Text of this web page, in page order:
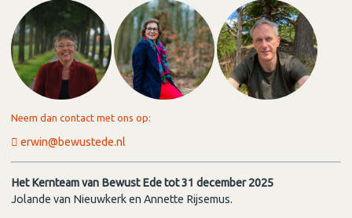
Neem dan contact met ons op:
erwin@bewustede.nl
Het Kernteam van Bewust Ede tot 31 december 2025
Jolande van Nieuwkerk en Annette Rijsemus.